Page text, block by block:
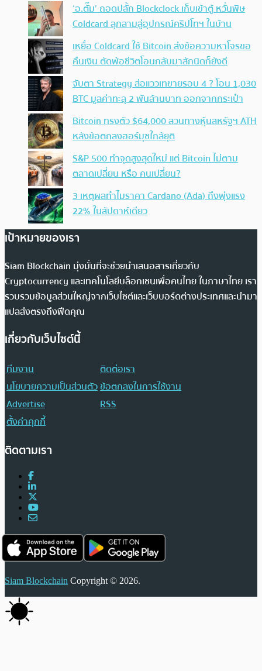
‘อ.ตั๊ม’ ถอดปลั้ก Blockclock เก็บเข้าตู้ หวั่นพิษ
Coldcard ลุกลามสู่อุปกรณ์คริปโทฯ ในบ้าน
เหยื่อ Coldcard ใช้ Bitcoin ส่งข้อความหาโจรขอ
คืนเงิน ตัดพ้อชีวิตโอนกลับมาสักนิดก็ยังดี
จับตา Strategy ส่อแววเทขายรอบ 4 ? โอน 1,030
BTC มูลค่าทะลุ 2 พันล้านบาท ออกจากกระเป๋า
Bitcoin ทรงตัว $64,000 สวนทางหุ้นสหรัฐฯ ATH
หลังข้อตกลงฮอร์มุซใกล้ยุติ
S&P 500 ทำจุดสูงสุดใหม่ แต่ Bitcoin ไม่ตาม
ตลาดเปลี่ยน หรือ คนเปลี่ยน?
3 เหตุผลทำไมราคา Cardano (Ada) ถึงพุ่งแรง
22% ในสัปดาห์เดียว
เป้าหมายของเรา
Siam Blockchain มุ่งมั่นที่จะช่วยนำเสนอสารเกี่ยวกับ
Cryptocurrency และเทคโนโลยีบล็อกเชนเพื่อคนไทย ในภาษาไทย เรา
รวบรวมข้อมูลส่วนใหญ่จากเว็บไซต์และเว็บบอร์ดต่างประเทศและนำมา
แปลส่งตรงถึงฟีดคุณ
เกี่ยวกับเว็บไซต์นี้
ทีมงาน
ติดต่อเรา
นโยบายความเป็นส่วนตัวข้อตกลงในการใช้งาน
Advertise
RSS
ตั้งค่าคุกกี้
ติดตามเรา
Siam Blockchain Copyright © 2026.